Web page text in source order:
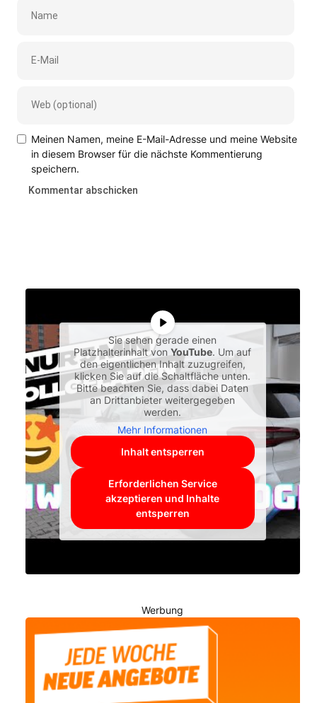
Meinen Namen, meine E-Mail-Adresse und meine Website
in diesem Browser für die nächste Kommentierung
speichern.
Sie sehen gerade einen
Platzhalterinhalt vonYouTube. Um auf
den eigentlichen Inhalt zuzugreifen,
klicken Sie auf die Schaltfläche unten.
Bitte beachten Sie, dass dabei Daten
an Drittanbieter weitergegeben
werden.
Mehr Informationen
Inhalt entsperren
Erforderlichen Service
akzeptieren und Inhalte
entsperren
Werbung